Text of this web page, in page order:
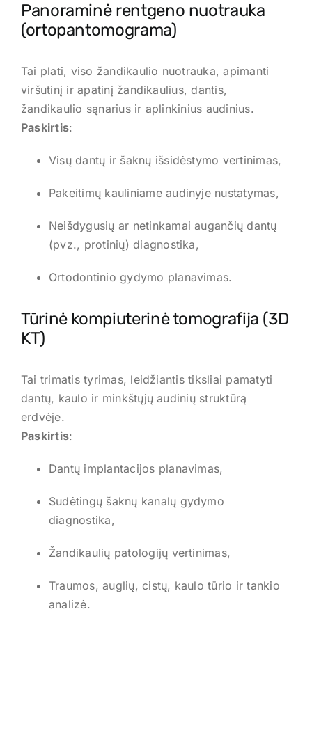
Panoraminė rentgeno nuotrauka
(ortopantomograma)
Tai plati, viso žandikaulio nuotrauka, apimanti
viršutinį ir apatinį žandikaulius, dantis,
žandikaulio sąnarius ir aplinkinius audinius.
Paskirtis:
Visų dantų ir šaknų išsidėstymo vertinimas,
Pakeitimų kauliniame audinyje nustatymas,
Neišdygusių ar netinkamai augančių dantų
(pvz., protinių) diagnostika,
Ortodontinio gydymo planavimas.
Tūrinė kompiuterinė tomografija (3D
KT)
Tai trimatis tyrimas, leidžiantis tiksliai pamatyti
dantų, kaulo ir minkštųjų audinių struktūrą
erdvėje.
Paskirtis:
Dantų implantacijos planavimas,
Sudėtingų šaknų kanalų gydymo
diagnostika,
Žandikaulių patologijų vertinimas,
Traumos, auglių, cistų, kaulo tūrio ir tankio
analizė.